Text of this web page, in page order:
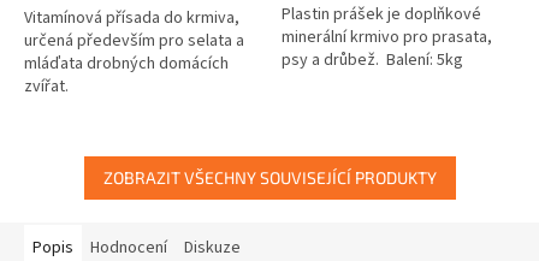
Vitamínová přísada do krmiva,
určená především pro selata a
mláďata drobných domácích
zvířat.
Plastin prášek je doplňkové
minerální krmivo pro prasata,
psy a drůbež. Balení: 5kg
ZOBRAZIT VŠECHNY SOUVISEJÍCÍ PRODUKTY
Popis Hodnocení Diskuze